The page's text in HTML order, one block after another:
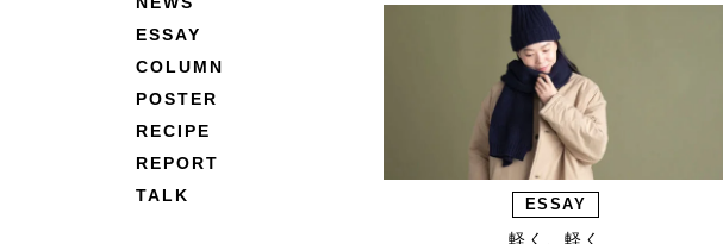
ESSAY
COLUMN
POSTER
RECIPE
REPORT
TALK
ESSAY
軽く、軽く